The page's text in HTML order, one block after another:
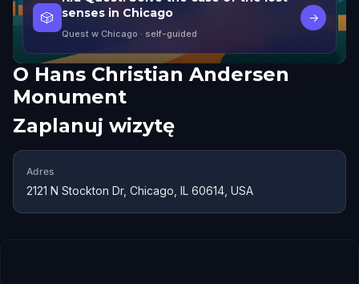
🎲
senses in Chicago
Quest w Chicago · self-guided
→
O Hans Christian Andersen
Monument
Zaplanuj wizytę
Adres
2121 N Stockton Dr, Chicago, IL 60614, USA